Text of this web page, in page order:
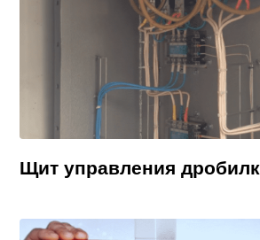
Щит управления